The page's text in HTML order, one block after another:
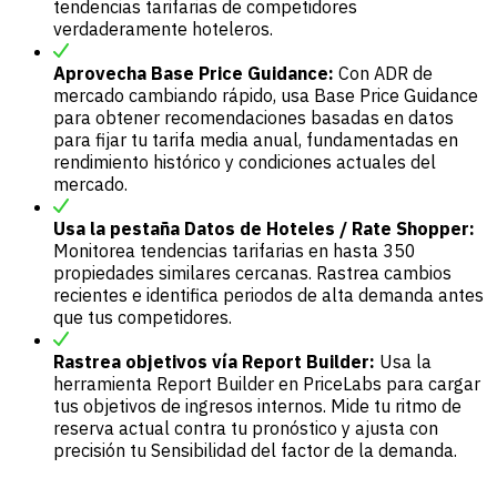
tendencias tarifarias de competidores
verdaderamente hoteleros.
Aprovecha Base Price Guidance: Con ADR de
mercado cambiando rápido, usa Base Price Guidance
para obtener recomendaciones basadas en datos
para fijar tu tarifa media anual, fundamentadas en
rendimiento histórico y condiciones actuales del
mercado.
Usa la pestaña Datos de Hoteles / Rate Shopper:
Monitorea tendencias tarifarias en hasta 350
propiedades similares cercanas. Rastrea cambios
recientes e identifica periodos de alta demanda antes
que tus competidores.
Rastrea objetivos vía Report Builder: Usa la
herramienta Report Builder en PriceLabs para cargar
tus objetivos de ingresos internos. Mide tu ritmo de
reserva actual contra tu pronóstico y ajusta con
precisión tu Sensibilidad del factor de la demanda.